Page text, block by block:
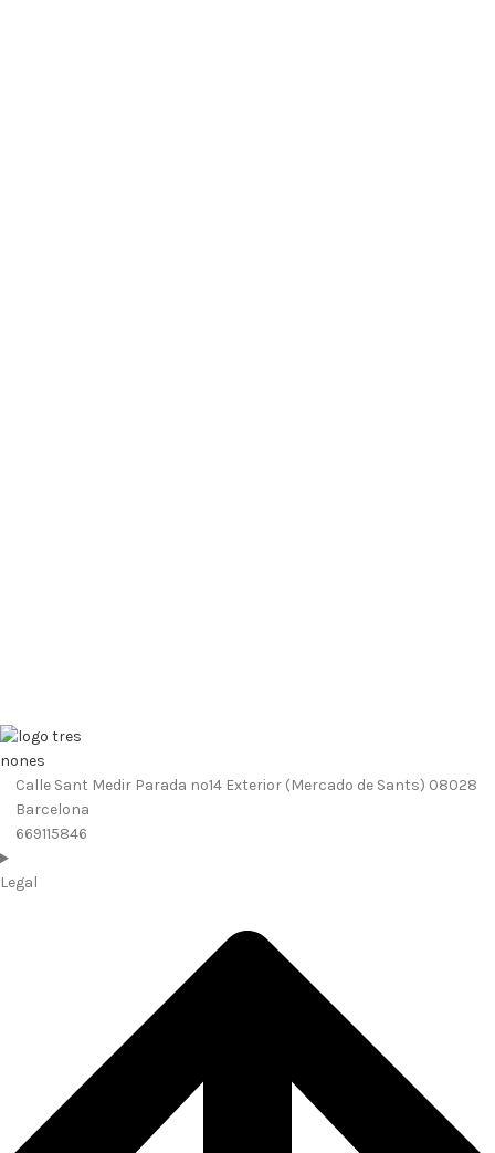
Calle Sant Medir Parada nº14 Exterior (Mercado de Sants) 08028
Barcelona
669115846
Legal